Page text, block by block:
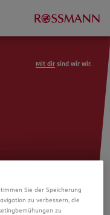
Mit dir sind wir wir.
Sie der Speicherung
zu verbessern, die
zu